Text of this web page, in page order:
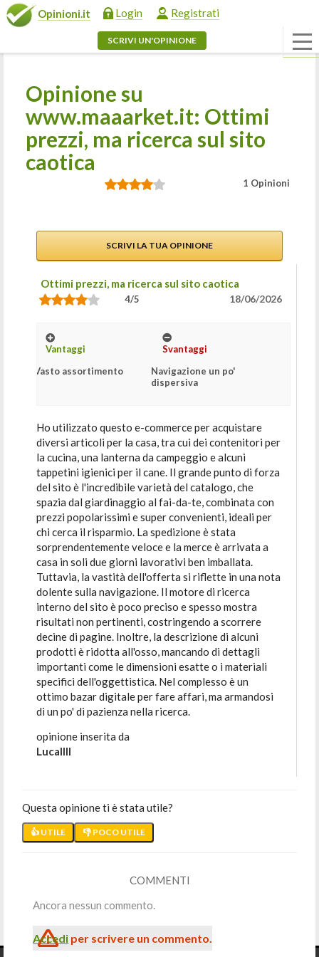
Opinioni.it Login Registrati
SCRIVI UN'OPINIONE
Opinione su
www.maaarket.it: Ottimi
prezzi, ma ricerca sul sito
caotica
1 Opinioni
SCRIVI LA TUA OPINIONE
Ottimi prezzi, ma ricerca sul sito caotica
4/5 18/06/2026
Vantaggi
Vasto assortimento
Svantaggi
Navigazione un po'
dispersiva
Ho utilizzato questo e-commerce per acquistare
diversi articoli per la casa, tra cui dei contenitori per
la cucina, una lanterna da campeggio e alcuni
tappetini igienici per il cane. Il grande punto di forza
del sito è l'incredibile varietà del catalogo, che
spazia dal giardinaggio al fai-da-te, combinata con
prezzi popolarissimi e super convenienti, ideali per
chi cerca il risparmio. La spedizione è stata
sorprendentemente veloce e la merce è arrivata a
casa in soli due giorni lavorativi ben imballata.
Tuttavia, la vastità dell'offerta si riflette in una nota
dolente sulla navigazione. Il motore di ricerca
interno del sito è poco preciso e spesso mostra
risultati non pertinenti, costringendo a scorrere
decine di pagine. Inoltre, la descrizione di alcuni
prodotti è ridotta all'osso, mancando di dettagli
importanti come le dimensioni esatte o i materiali
specifici dell'oggettistica. Nel complesso è un
ottimo bazar digitale per fare affari, ma armandosi
di un po' di pazienza nella ricerca.
opinione inserita da
Lucallll
Questa opinione ti è stata utile?
👍 UTILE 👎 POCO UTILE
COMMENTI
Ancora nessun commento.
Accedi per scrivere un commento.